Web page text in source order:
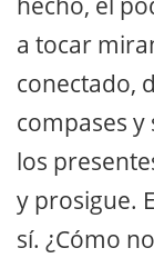
a tocar
conectado,
compases y
los
y prosigue.
sí. ¿Cómo